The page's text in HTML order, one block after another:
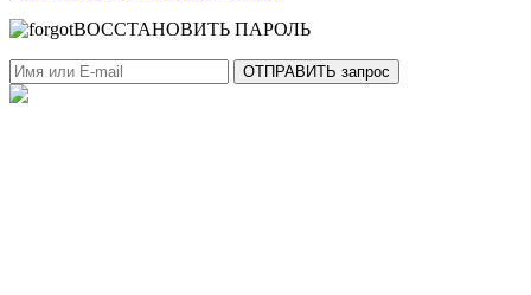
ВОССТАНОВИТЬ ПАРОЛЬ